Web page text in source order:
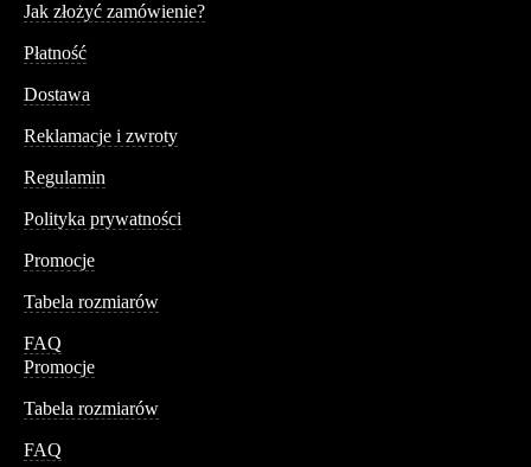
Jak złożyć zamówienie?
Płatność
Dostawa
Reklamacje i zwroty
Regulamin
Polityka prywatności
Promocje
Tabela rozmiarów
FAQ
Promocje
Tabela rozmiarów
FAQ